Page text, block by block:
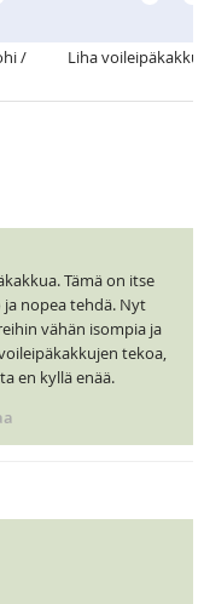
/
Liha voileipäkakku
Tämä on itse
nopea tehdä. Nyt
vähän isompia ja
tekoa,
en kyllä enää.